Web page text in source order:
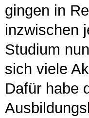
gingen in
inzwischen
Studium
sich viele
Dafür habe